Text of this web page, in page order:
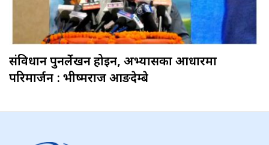
संविधान पुनर्लेखन होइन, अभ्यासका आधारमा
परिमार्जन : भीष्मराज आङदेम्बे